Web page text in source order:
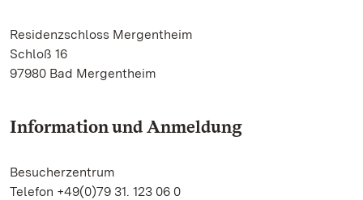
Residenzschloss Mergentheim
Schloß 16
97980 Bad Mergentheim
Information und Anmeldung
Besucherzentrum
Telefon +49(0)79 31. 123 06 0